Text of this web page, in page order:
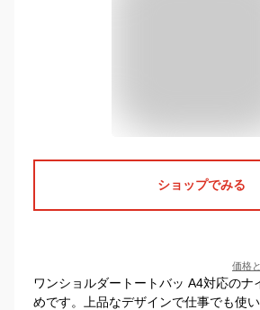
ショップでみる
価格
ワンショルダートートバッ A4対応のナ
めです。上品なデザインで仕事でも使い